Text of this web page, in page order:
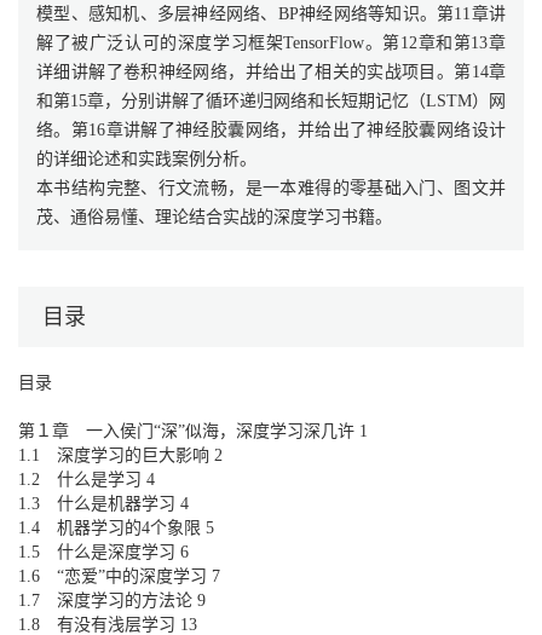
模型、感知机、多层神经网络、BP神经网络等知识。第11章讲
解了被广泛认可的深度学习框架TensorFlow。第12章和第13章
详细讲解了卷积神经网络，并给出了相关的实战项目。第14章
和第15章，分别讲解了循环递归网络和长短期记忆（LSTM）网
络。第16章讲解了神经胶囊网络，并给出了神经胶囊网络设计
的详细论述和实践案例分析。
本书结构完整、行文流畅，是一本难得的零基础入门、图文并
茂、通俗易懂、理论结合实战的深度学习书籍。
目录
目录
第１章 一入侯门“深”似海，深度学习深几许 1
1.1 深度学习的巨大影响 2
1.2 什么是学习 4
1.3 什么是机器学习 4
1.4 机器学习的4个象限 5
1.5 什么是深度学习 6
1.6 “恋爱”中的深度学习 7
1.7 深度学习的方法论 9
1.8 有没有浅层学习 13